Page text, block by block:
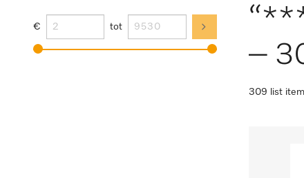
€ tot
–
309 list